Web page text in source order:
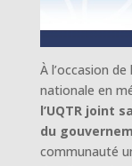
À l’occasion
nationale en
l’UQTR joint
du
communauté